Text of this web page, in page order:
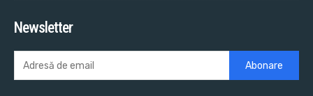
Newsletter
Abonare